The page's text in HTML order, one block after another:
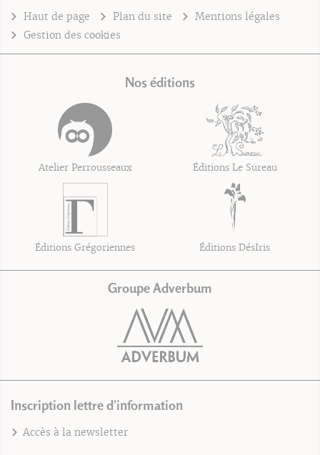
Haut de page Plan du site
Mentions légales
Gestion des cookies
Nos éditions
Atelier Perrousseaux Éditions Le Sureau
Éditions Grégoriennes Éditions DésIris
Groupe Adverbum
Inscription lettre d'information
Accès à la newsletter